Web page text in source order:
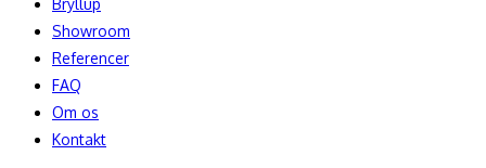
Bryllup
Showroom
Referencer
FAQ
Om os
Kontakt